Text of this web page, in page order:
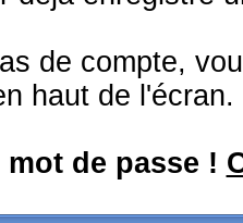
de compte,
haut de l'écran.
de passe !